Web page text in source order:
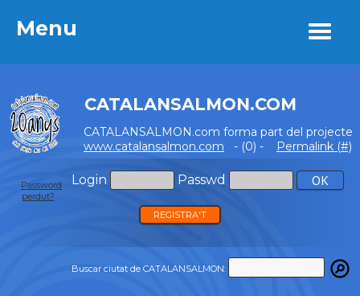
Menu
CATALANSALMON.COM
CATALANSALMON.com forma part del projecte
www.catalansalmon.com - (0) - Permalink (#)
Login Passwd
Password
perdut?
REGISTRA'T
Buscar ciutat de CATALANSALMON:
Menu